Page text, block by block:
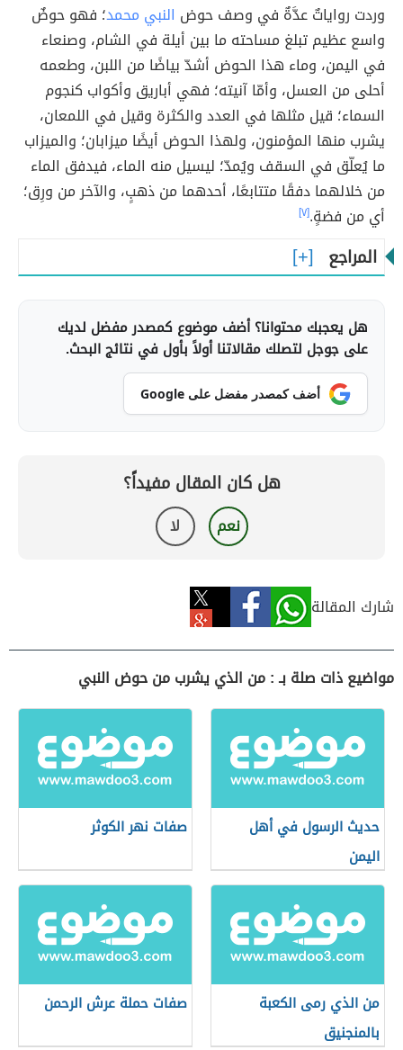
وردت رواياتٌ عدَّةٌ في وصف حوض النبي محمد؛ فهو حوضٌ
واسع عظيم تبلغ مساحته ما بين أيلة في الشام، وصنعاء
في اليمن، وماء هذا الحوض أشدّ بياضًا من اللبن، وطعمه
أحلى من العسل، وأمّا آنيته؛ فهي أباريق وأكواب كنجوم
السماء؛ قيل مثلها في العدد والكثرة وقيل في اللمعان،
يشرب منها المؤمنون، ولهذا الحوض أيضًا ميزابان؛ والميزاب
ما يُعلّق في السقف ويُمدّ؛ ليسيل منه الماء، فيدفق الماء
من خلالهما دفقًا متتابعًا، أحدهما من ذهبٍ، والآخر من ورِق؛
أي من فضةٍ.[٧]
المراجع
هل يعجبك محتوانا؟ أضف موضوع كمصدر مفضل لديك
على جوجل لتصلك مقالاتنا أولاً بأول في نتائج البحث.
أضف كمصدر مفضل على Google
هل كان المقال مفيداً؟
نعم لا
شارك المقالة
مواضيع ذات صلة بـ : من الذي يشرب من حوض النبي
حديث الرسول في أهل
اليمن
صفات نهر الكوثر
من الذي رمى الكعبة
بالمنجنيق
صفات حملة عرش الرحمن